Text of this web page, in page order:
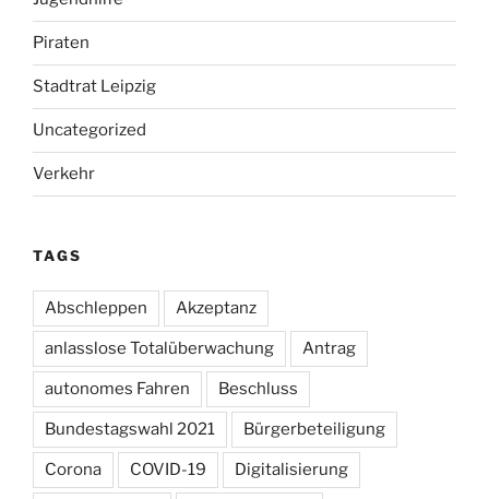
Piraten
Stadtrat Leipzig
Uncategorized
Verkehr
TAGS
Abschleppen Akzeptanz
anlasslose Totalüberwachung Antrag
autonomes Fahren Beschluss
Bundestagswahl 2021 Bürgerbeteiligung
Corona COVID-19 Digitalisierung